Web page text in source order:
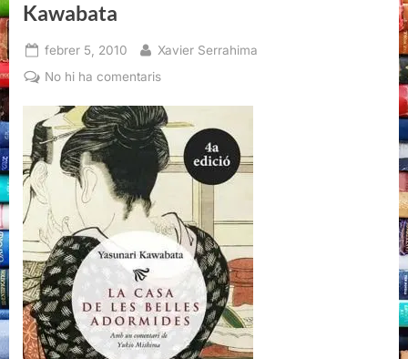
Kawabata
Posted
on
febrer 5, 2010 By
Xavier Serrahima
No hi ha comentarisa
casa
de
les
belles
adormides,
Kawabata